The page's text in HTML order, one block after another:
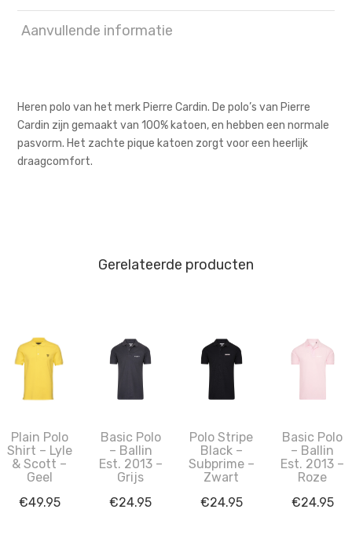
Aanvullende informatie
Heren polo van het merk Pierre Cardin. De polo’s van Pierre
Cardin zijn gemaakt van 100% katoen, en hebben een normale
pasvorm. Het zachte pique katoen zorgt voor een heerlijk
draagcomfort.
Gerelateerde producten
Plain Polo
Shirt – Lyle
& Scott –
Geel
€49.95
Basic Polo
– Ballin
Est. 2013 –
Grijs
€24.95
Polo Stripe
Black –
Subprime –
Zwart
€24.95
Basic Polo
– Ballin
Est. 2013 –
Roze
€24.95